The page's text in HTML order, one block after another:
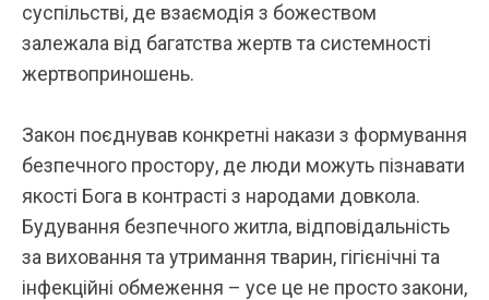
суспільстві, де взаємодія з божеством
залежала від багатства жертв та системності
жертвоприношень.
Закон поєднував конкретні накази з формування
безпечного простору, де люди можуть пізнавати
якості Бога в контрасті з народами довкола.
Будування безпечного житла, відповідальність
за виховання та утримання тварин, гігієнічні та
інфекційні обмеження – усе це не просто закони,